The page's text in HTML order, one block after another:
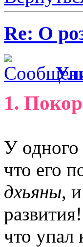
Re: О
1.
У одного
что его
дхьяны,
развития!
что упал